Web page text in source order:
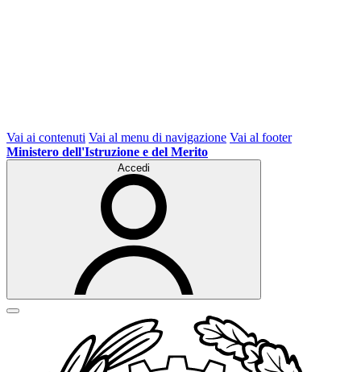
Vai ai contenuti Vai al menu di navigazione Vai al footer
Ministero dell'Istruzione e del Merito
Accedi